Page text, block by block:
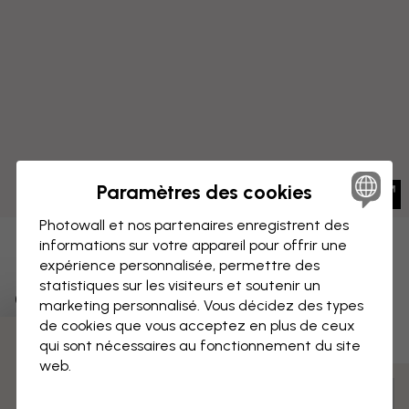
Grand Perroquet III
IMPRESSION SUR TOILE Enregistrer
Paramètres des cookies
Photowall et nos partenaires enregistrent des
informations sur votre appareil pour offrir une
expérience personnalisée, permettre des
statistiques sur les visiteurs et soutenir un
marketing personnalisé. Vous décidez des types
de cookies que vous acceptez en plus de ceux
qui sont nécessaires au fonctionnement du site
web.